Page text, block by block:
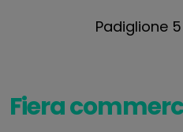
Padiglione
Fiera